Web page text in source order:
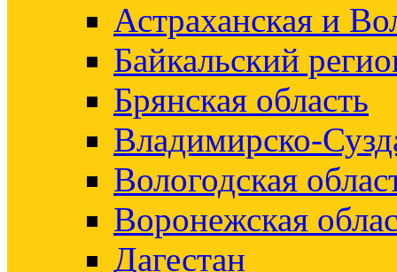
Астраханская и
Байкальский
Брянская область
Владимирско-
Вологодская
Воронежская
Дагестан